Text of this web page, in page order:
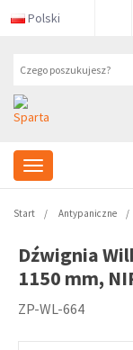
Polski
Start Antypaniczne
Dźwignia
1150 mm,
ZP-WL-664